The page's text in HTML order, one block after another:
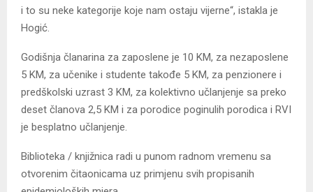
i to su neke kategorije koje nam ostaju vijerne“, istakla je
Hogić.
Godišnja članarina za zaposlene je 10 KM, za nezaposlene
5 KM, za učenike i studente takođe 5 KM, za penzionere i
predškolski uzrast 3 KM, za kolektivno učlanjenje sa preko
deset članova 2,5 KM i za porodice poginulih porodica i RVI
je besplatno učlanjenje.
Biblioteka / knjižnica radi u punom radnom vremenu sa
otvorenim čitaonicama uz primjenu svih propisanih